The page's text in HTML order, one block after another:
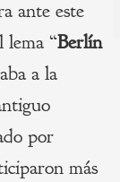
ante este
lema “Berlín
a la
por
más